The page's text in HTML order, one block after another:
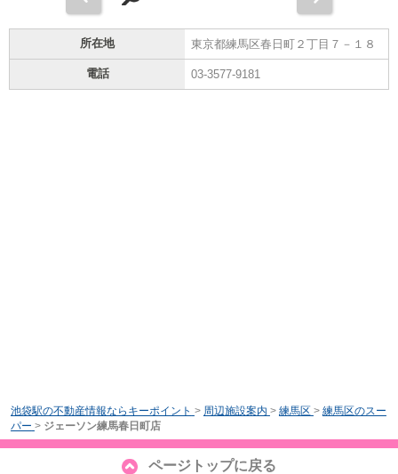
所在地 東京都練馬区春日町２丁目７－１８
電話 03-3577-9181
池袋駅の不動産情報ならキーポイント > 周辺施設案内 > 練馬区 > 練馬区のスー
パー > ジェーソン練馬春日町店
ページトップに戻る